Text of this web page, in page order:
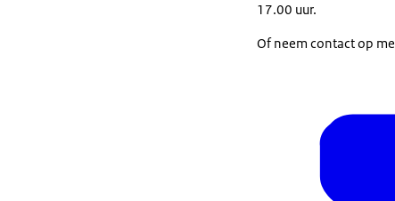
17.00 uur.
Of neem contact op